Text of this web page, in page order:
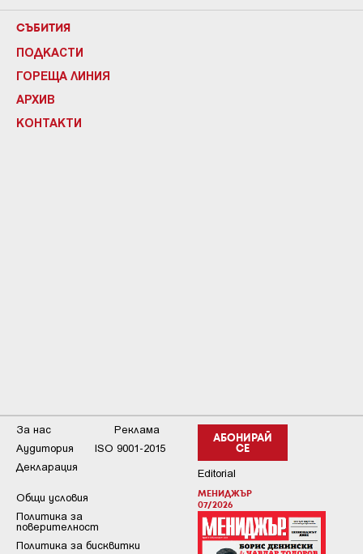
СЪБИТИЯ
ПОДКАСТИ
ГОРЕЩА ЛИНИЯ
АРХИВ
КОНТАКТИ
АБОНИРАЙ
СЕ
Editorial
МЕНИДЖЪР
07/2026
За нас
Реклама
Аудитория
ISO 9001-2015
Декларация
Общи условия
Пoлитикa зa
пoвepитeлнocт
Политика за бисквитки